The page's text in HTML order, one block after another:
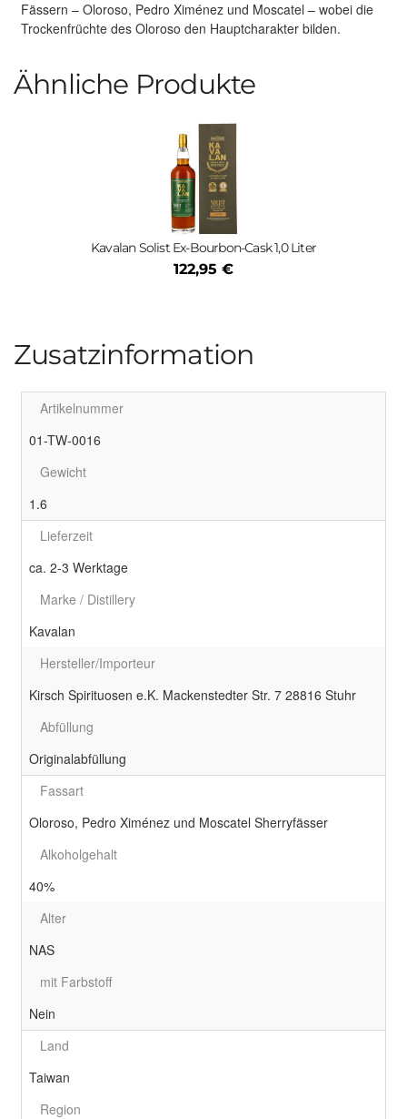
Fässern – Oloroso, Pedro Ximénez und Moscatel – wobei die
Trockenfrüchte des Oloroso den Hauptcharakter bilden.
Ähnliche Produkte
Kavalan Solist Ex-Bourbon-Cask 1,0 Liter
122,95 €
Zusatzinformation
Artikelnummer
01-TW-0016
Gewicht
1.6
Lieferzeit
ca. 2-3 Werktage
Marke / Distillery
Kavalan
Hersteller/Importeur
Kirsch Spirituosen e.K. Mackenstedter Str. 7 28816 Stuhr
Abfüllung
Originalabfüllung
Fassart
Oloroso, Pedro Ximénez und Moscatel Sherryfässer
Alkoholgehalt
40%
Alter
NAS
mit Farbstoff
Nein
Land
Taiwan
Region